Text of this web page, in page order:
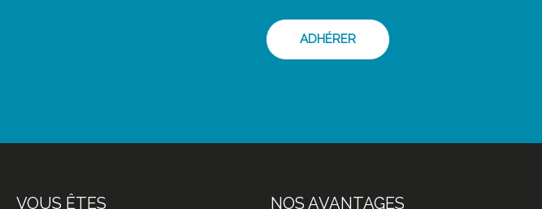
ADHÉRER
VOUS ÊTES NOS AVANTAGES